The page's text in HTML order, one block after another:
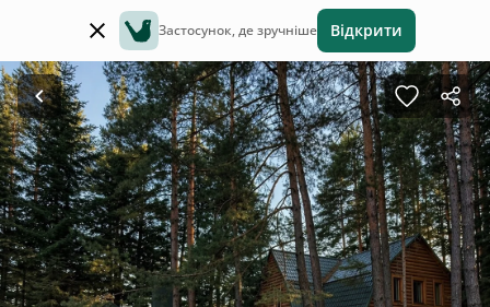
Застосунок, де зручніше Відкрити